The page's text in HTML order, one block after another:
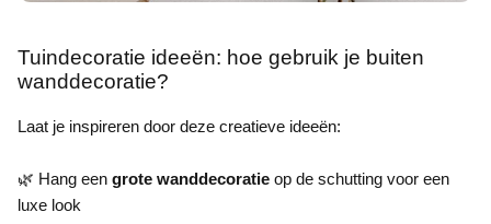
Tuindecoratie ideeën: hoe gebruik je buiten
wanddecoratie?
Laat je inspireren door deze creatieve ideeën:
🌿 Hang een grote wanddecoratie op de schutting voor een
luxe look